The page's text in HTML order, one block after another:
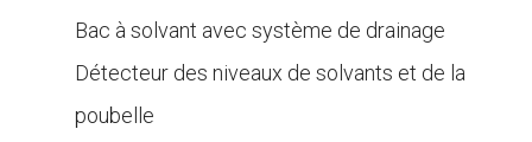
Bac à solvant avec système de drainage
Détecteur des niveaux de solvants et de la
poubelle